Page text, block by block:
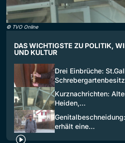
© TVO Online
DAS WICHTIGSTE ZU POLITIK,
UND KULTUR
Drei Einbrüche:
Kurznachrichten:
Heiden,…
erhält eine…